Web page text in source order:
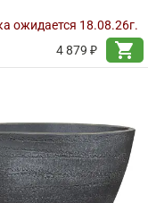
ожидается 18.08.26г.
4 879 ₽
shopping_cart